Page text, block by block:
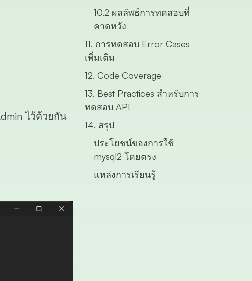
10.2 ผลลัพธ์การทดสอบที่
คาดหวัง
11. การทดสอบ Error Cases
เพิ่มเติม
12. Code Coverage
13. Best Practices สำหรับการ
ทดสอบ API
14. สรุป
ประโยชน์ของการใช้
mysql2 โดยตรง
แหล่งการเรียนรู้
ไว้ด้วยกัน